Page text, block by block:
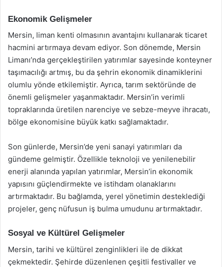
Ekonomik Gelişmeler
Mersin, liman kenti olmasının avantajını kullanarak ticaret
hacmini artırmaya devam ediyor. Son dönemde, Mersin
Limanı’nda gerçekleştirilen yatırımlar sayesinde konteyner
taşımacılığı artmış, bu da şehrin ekonomik dinamiklerini
olumlu yönde etkilemiştir. Ayrıca, tarım sektöründe de
önemli gelişmeler yaşanmaktadır. Mersin’in verimli
topraklarında üretilen narenciye ve sebze-meyve ihracatı,
bölge ekonomisine büyük katkı sağlamaktadır.
Son günlerde, Mersin’de yeni sanayi yatırımları da
gündeme gelmiştir. Özellikle teknoloji ve yenilenebilir
enerji alanında yapılan yatırımlar, Mersin’in ekonomik
yapısını güçlendirmekte ve istihdam olanaklarını
artırmaktadır. Bu bağlamda, yerel yönetimin desteklediği
projeler, genç nüfusun iş bulma umudunu artırmaktadır.
Sosyal ve Kültürel Gelişmeler
Mersin, tarihi ve kültürel zenginlikleri ile de dikkat
çekmektedir. Şehirde düzenlenen çeşitli festivaller ve